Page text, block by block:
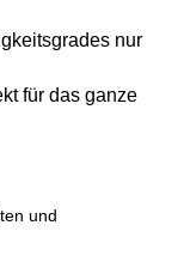
nur
für das ganze
und